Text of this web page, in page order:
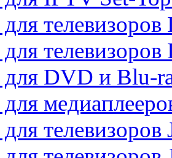
телевизоров
телевизоров
DVD и Blu-
телевизоров